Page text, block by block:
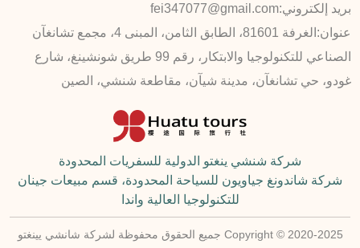
بريد إلكتروني:fei347077@gmail.com
عنوان:
الغرفة 81601، الطابق الثامن، المبنى 4، مجمع تشانغآن
الصناعي للتكنولوجيا والابتكار، رقم 99 طريق شونشينغ، شارع
غودو، حي تشانغآن، مدينة شيآن، مقاطعة شنشي، الصين
شركة شنشي ينغتو الدولية للسفريات المحدودة
شركة شاندونغ جياويون للسياحة المحدودة، قسم مبيعات جينان
للتكنولوجيا العالية واندا
Copyright © 2020-2025 جميع الحقوق محفوظة لشركة شانشي يينغتو